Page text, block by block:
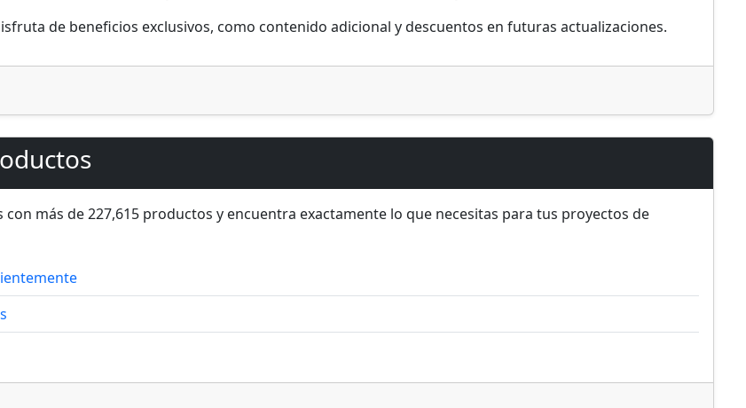
de beneficios exclusivos, como contenido adicional y descuentos en futuras actualizaciones.
con más de 227,615 productos y encuentra exactamente lo que necesitas para tus proyectos de